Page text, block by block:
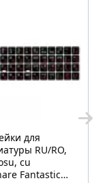
для
RU/RO,
cu
Fantastic